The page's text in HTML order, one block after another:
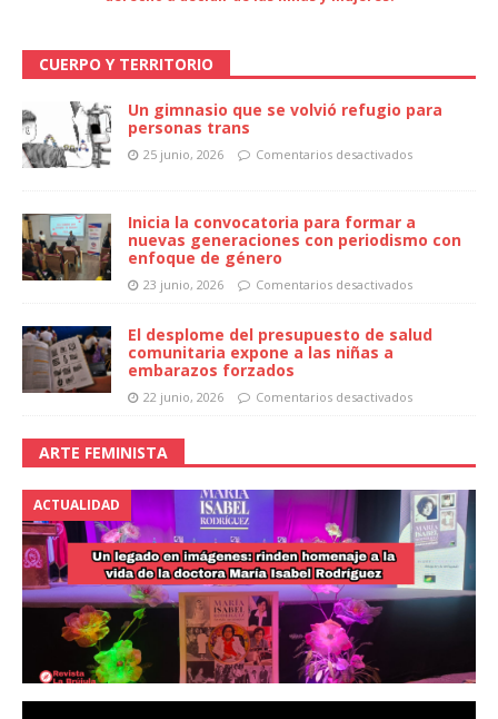
CUERPO Y TERRITORIO
Un gimnasio que se volvió refugio para
personas trans
25 junio, 2026 Comentarios desactivados
Inicia la convocatoria para formar a
nuevas generaciones con periodismo con
enfoque de género
23 junio, 2026 Comentarios desactivados
El desplome del presupuesto de salud
comunitaria expone a las niñas a
embarazos forzados
22 junio, 2026 Comentarios desactivados
ARTE FEMINISTA
ACTUALIDAD